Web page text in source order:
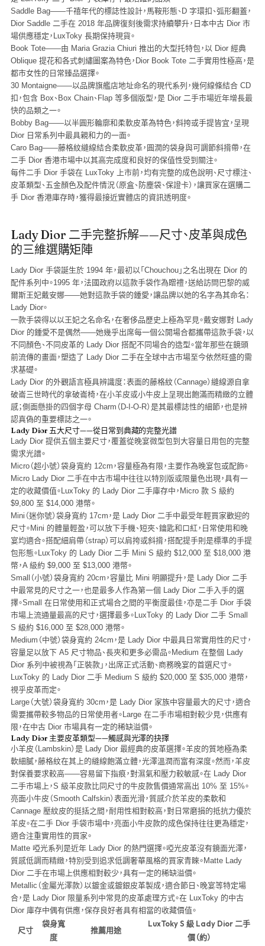
Saddle Bag——千禧年代的標誌性設計，馬鞍形態、D 字環扣、弧形翻蓋，
Dior Saddle 二手在 2018 年品牌復刻後需求持續攀升，日本中古 Dior 市
場供應穩定，LuxToky 長期保持現貨。
Book Tote——由 Maria Grazia Chiuri 推出的大型托特包，以 Dior 經典
Oblique 提花和各式刺繡圖案為特色，Dior Book Tote 二手實用性極高，是
都市女性的日常臻品選擇。
30 Montaigne——以品牌旗艦店地址命名的現代系列，幾何線條結合 CD
扣，包含 Box、Box Chain、Flap 等多個版型，是 Dior 二手市場近年增長最
快的品類之一。
Bobby Bag——以半圓形輪廓和柔軟皮革為特色，斜挎或手提皆宜，呈現
Dior 日常系列中最具親和力的一面。
Caro Bag——藤格紋縫線結合柔軟皮革，圓潤的袋身與可調節斜揹帶，在
二手 Dior 香港市場中以其高完成度和良好的保值性受到關注。
每件二手 Dior 手袋在 LuxToky 上市前，均有完整的成色說明、尺寸標注、
皮革類型、五金顏色及配件情況（原盒、防塵袋、保證卡），讓買家在選購二
手 Dior 香港庫存時，獲得最接近實體店的資訊透明度。
Lady Dior 二手完整拆解——尺寸、皮革與成色
的三維選購矩陣
Lady Dior 手袋誕生於 1994 年，最初以「Chouchou」之名出現在 Dior 的
配件系列中。1995 年，法國政府以這款手袋作為贈禮，送給訪問巴黎的威
爾斯王妃戴安娜——她對這款手袋的鍾愛，讓品牌以她的名字為其命名：
Lady Dior。
一款手袋得以以王妃之名命名，在奢侈品歷史上極為罕見。戴安娜對 Lady
Dior 的鍾愛不是偶然——她幾乎出席每一個公開場合都攜帶這款手袋，以
不同顏色、不同皮革的 Lady Dior 搭配不同場合的造型。當年那些在鏡頭
前流傳的畫面，塑造了 Lady Dior 二手在全球中古市場至今依然旺盛的需
求基礎。
Lady Dior 的外觀語言極具辨識度：表面的藤格紋（Cannage）縫線源自拿
破崙三世時代的拿破崙椅，在小羊皮或小牛皮上呈現出飽滿而精緻的立體
感；側面懸掛的四個字母 Charm（D-I-O-R）是其最標誌性的細節，也是辨
認真偽的重要標誌之一。
Lady Dior 五大尺寸——從日常到典藏的完整光譜
Lady Dior 提供五個主要尺寸，覆蓋從晚宴微型包到大容量日用包的完整
需求光譜。
Micro（超小號） 袋身寬約 12cm，容量極為有限，主要作為晚宴包或配飾。
Micro Lady Dior 二手在中古市場中往往以特別版或限量色出現，具有一
定的收藏價值。LuxToky 的 Lady Dior 二手庫存中，Micro 款 S 級約
$9,800 至 $14,000 港幣。
Mini（迷你號） 袋身寬約 17cm，是 Lady Dior 二手中最受年輕買家歡迎的
尺寸。Mini 的體量輕盈，可以放下手機、短夾、鑰匙和口紅，日常使用和晚
宴均適合。搭配細肩帶（strap）可以肩挎或斜揹，搭配提手則是標準的手提
包形態。LuxToky 的 Lady Dior 二手 Mini S 級約 $12,000 至 $18,000 港
幣，A 級約 $9,000 至 $13,000 港幣。
Small（小號） 袋身寬約 20cm，容量比 Mini 明顯提升，是 Lady Dior 二手
中最常見的尺寸之一，也是最多人作為第一個 Lady Dior 二手入手的選
擇。Small 在日常使用和正式場合之間的平衡度最佳，亦是二手 Dior 手袋
市場上流通量最高的尺寸，選擇最多。LuxToky 的 Lady Dior 二手 Small
S 級約 $16,000 至 $28,000 港幣。
Medium（中號） 袋身寬約 24cm，是 Lady Dior 中最具日常實用性的尺寸，
容量足以放下 A5 尺寸物品、長夾和更多必需品。Medium 在整個 Lady
Dior 系列中被視為「正裝款」，出席正式活動、商務晚宴的首選尺寸。
LuxToky 的 Lady Dior 二手 Medium S 級約 $20,000 至 $35,000 港幣，
視乎皮革而定。
Large（大號） 袋身寬約 30cm，是 Lady Dior 家族中容量最大的尺寸，適合
需要攜帶較多物品的日常使用者。Large 在二手市場相對較少見，供應有
限，在中古 Dior 市場具有一定的稀缺溢價。
Lady Dior 主要皮革類型——觸感與光澤的抉擇
小羊皮（Lambskin） 是 Lady Dior 最經典的皮革選擇。羊皮的質地極為柔
軟細膩，藤格紋在其上的縫線飽滿立體，光澤溫潤而富有深度。然而，羊皮
對保養要求較高——容易留下指痕，對濕氣和壓力較敏感。在 Lady Dior
二手市場上，S 級羊皮款比同尺寸的牛皮款售價通常高出 10% 至 15%。
亮面小牛皮（Smooth Calfskin） 表面光滑，質感介於羊皮的柔軟和
Cannage 壓紋皮的挺括之間，耐用性相對較高，對日常磨損的抵抗力優於
羊皮。在二手 Dior 手袋市場中，亮面小牛皮款的成色保持往往更為穩定，
適合注重實用性的買家。
Matte 啞光系列是近年 Lady Dior 的熱門選擇。啞光皮革沒有鏡面光澤，
質感低調而精緻，特別受到追求低調奢華風格的買家青睞。Matte Lady
Dior 二手在市場上供應相對較少，具有一定的稀缺溢價。
Metallic（金屬光澤款） 以鍍金或鍍銀皮革製成，適合節日、晚宴等特定場
合，是 Lady Dior 限量系列中常見的皮革處理方式。在 LuxToky 的中古
Dior 庫存中偶有供應，保存良好者具有相當的收藏價值。
尺寸
袋身寬
度
推薦用途
LuxToky S 級 Lady Dior 二手
價（約）